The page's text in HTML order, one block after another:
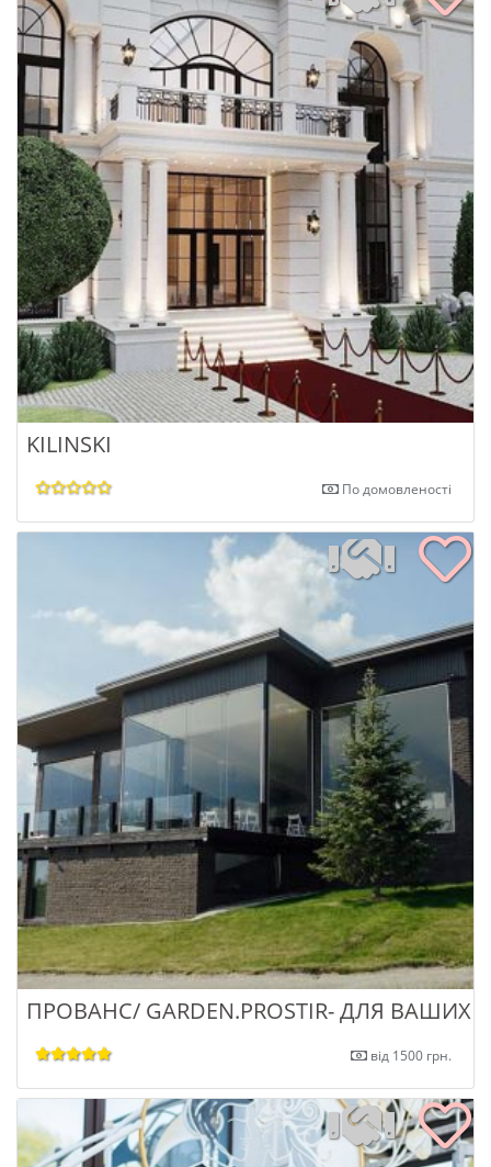
KILINSKI
По домовленості
ПРОВАНС/ GARDEN.PROSTIR- ДЛЯ ВАШИХ
від 1500 грн.